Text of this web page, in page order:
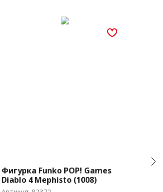
Фигурка Funko POP! Games
Diablo 4 Mephisto (1008)